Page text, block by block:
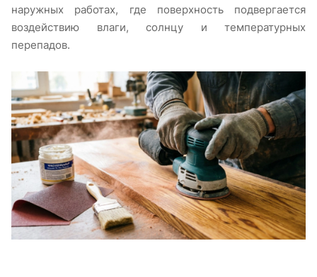
наружных работах, где поверхность подвергается
воздействию влаги, солнцу и температурных
перепадов.